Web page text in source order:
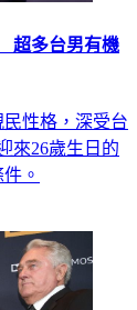
多台男有機
性格，深受台
26歲生日的